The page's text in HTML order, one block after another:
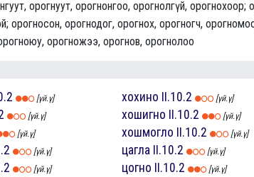
орогнуут, орогнонгоо, орогнолгүй, орогнохоор;
орогносон, орогнодог, орогнох, орогногч,
орогножээ, орогнов, орогнолоо
[үй.ү]
[үй.ү]
[үй.ү]
[үй.ү]
[үй.ү]
хохино II.10.2 [үй.ү]
хошигно II.10.2 [үй.ү]
хошмогло II.10.2 [үй.ү]
цагла II.10.2 [үй.ү]
цогно II.10.2 [үй.ү]